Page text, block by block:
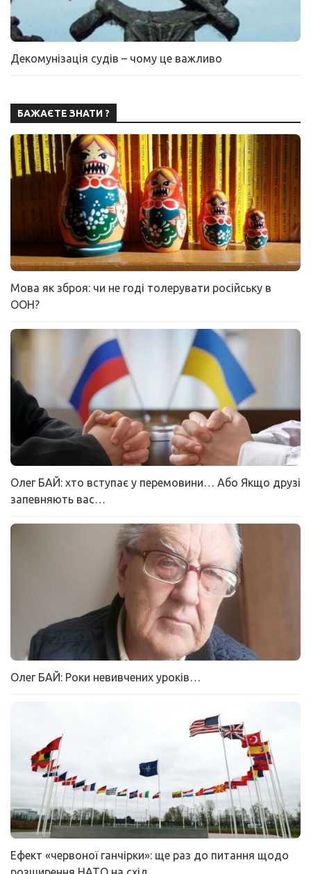
Декомунізація судів – чому це важливо
БАЖАЄТЕ ЗНАТИ ?
Мова як зброя: чи не годі толерувати російську в
ООН?
Олег БАЙ: хто вступає у перемовини… Або Якщо друзі
запевняють вас…
Олег БАЙ: Роки невивчених уроків…
Ефект «червоної ганчірки»: ще раз до питання щодо